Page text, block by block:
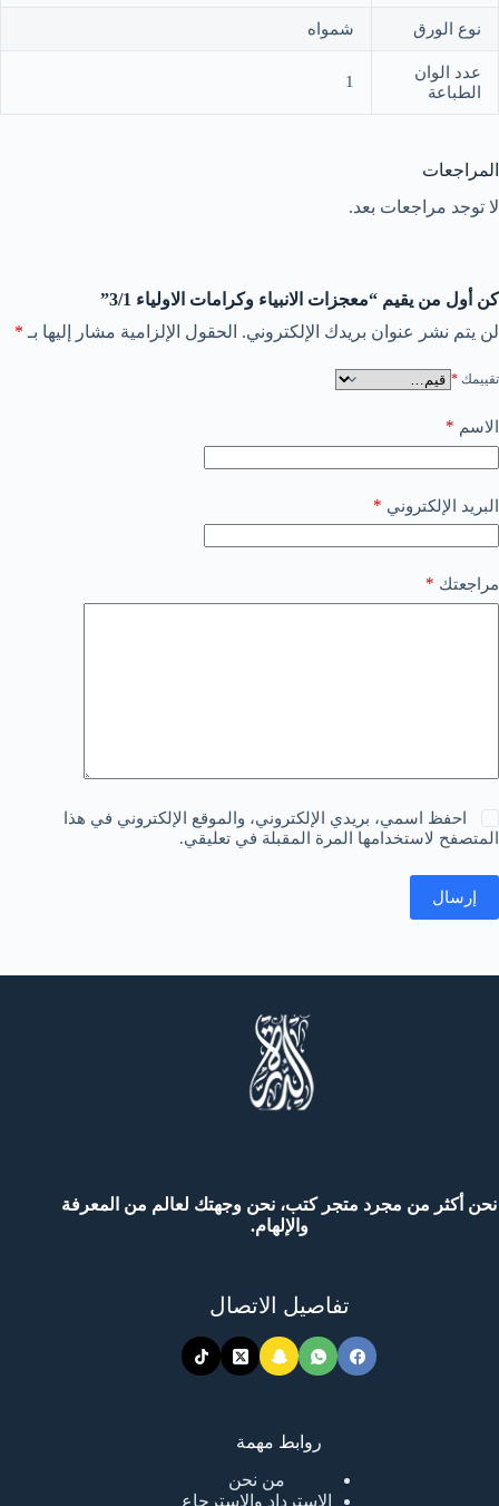
نوع الورق شمواه
عدد الوان
الطباعة
1
المراجعات
لا توجد مراجعات بعد.
كن أول من يقيم “معجزات الانبياء وكرامات الاولياء 3/1”
لن يتم نشر عنوان بريدك الإلكتروني. الحقول الإلزامية مشار إليها بـ *
تقييمك *
الاسم *
البريد الإلكتروني *
مراجعتك *
احفظ اسمي، بريدي الإلكتروني، والموقع الإلكتروني في هذا
المتصفح لاستخدامها المرة المقبلة في تعليقي.
إرسال
نحن أكثر من مجرد متجر كتب، نحن وجهتك لعالم من المعرفة
والإلهام.
تفاصيل الاتصال
روابط مهمة
من نحن
الاسترداد والاسترجاع